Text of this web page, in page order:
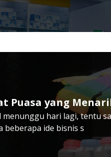
Puasa yang
hari lagi, tentu
beberapa ide bisnis s